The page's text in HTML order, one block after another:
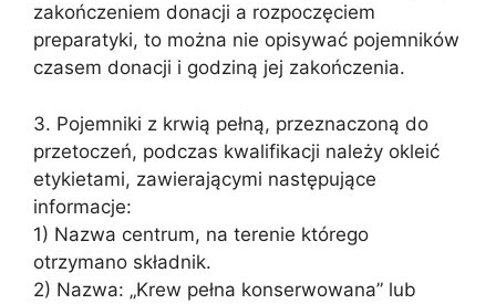
zakończeniem donacji a rozpoczęciem
preparatyki, to można nie opisywać pojemników
czasem donacji i godziną jej zakończenia.
3. Pojemniki z krwią pełną, przeznaczoną do
przetoczeń, podczas kwalifikacji należy okleić
etykietami, zawierającymi następujące
informacje:
1) Nazwa centrum, na terenie którego
otrzymano składnik.
2) Nazwa: „Krew pełna konserwowana” lub